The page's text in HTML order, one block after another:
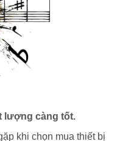
lượng càng tốt.
khi chọn mua thiết bị